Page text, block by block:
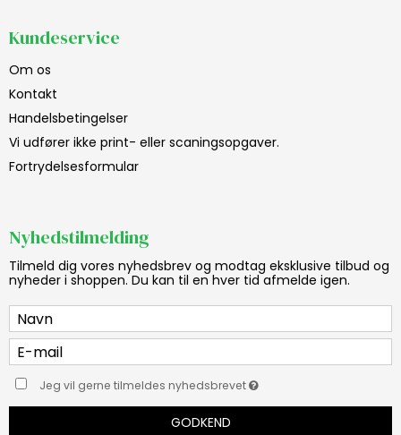
Kundeservice
Om os
Kontakt
Handelsbetingelser
Vi udfører ikke print- eller scaningsopgaver.
Fortrydelsesformular
Nyhedstilmelding
Tilmeld dig vores nyhedsbrev og modtag eksklusive tilbud og
nyheder i shoppen. Du kan til en hver tid afmelde igen.
Jeg vil gerne tilmeldes nyhedsbrevet
GODKEND